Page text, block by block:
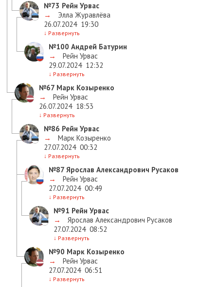
№73 Рейн Урвас
→
Элла Журавлёва
26.07.2024 19:30
↓ Развернуть
№100 Андрей Батурин
→
Рейн Урвас
29.07.2024 12:32
↓ Развернуть
№67 Марк Козыренко
→
Рейн Урвас
26.07.2024 18:53
↓ Развернуть
№86 Рейн Урвас
→
Марк Козыренко
27.07.2024 00:32
↓ Развернуть
№87 Ярослав Александрович Русаков
→
Рейн Урвас
27.07.2024 00:49
↓ Развернуть
№91 Рейн Урвас
→
Ярослав Александрович Русаков
27.07.2024 08:52
↓ Развернуть
№90 Марк Козыренко
→
Рейн Урвас
27.07.2024 06:51
↓ Развернуть